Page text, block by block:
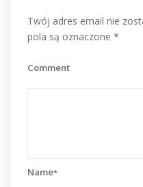
Twój adres email nie
pola są oznaczone *
Comment
Name*